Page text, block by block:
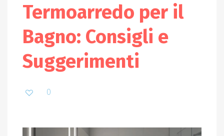
Termoarredo per il
Bagno: Consigli e
Suggerimenti
0